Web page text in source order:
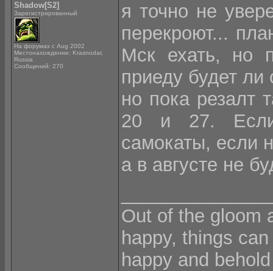
Shadow[S2]
Зарегистрированный
На форумах с Aug 2002
Местонахождение: Krasnodar,
Russia
Сообщений: 270
я точно не
перекроют...
Мск ехать, но
приеду будет
но пока резалт
20 и 27. Если
самокаты, если
а в августе не
Out of the gloom
happy, things
happy and